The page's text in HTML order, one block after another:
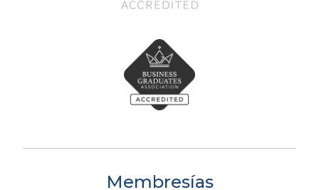
Membresías